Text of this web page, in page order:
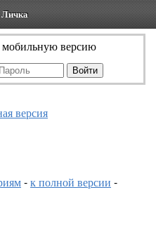
Личка
версию
версия
-к полной версии -